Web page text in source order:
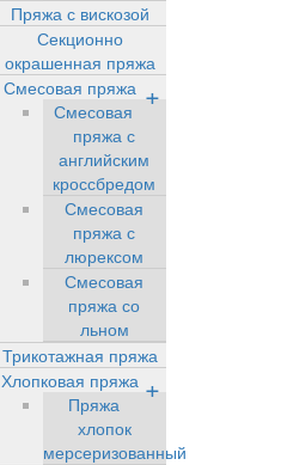
Пряжа с вискозой
Секционно
окрашенная пряжа
Смесовая пряжа +
Смесовая
пряжа с
английским
кроссбредом
Смесовая
пряжа с
люрексом
Смесовая
пряжа со
льном
Трикотажная пряжа
Хлопковая пряжа +
Пряжа
хлопок
мерсеризованный